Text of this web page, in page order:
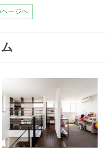
ージへ